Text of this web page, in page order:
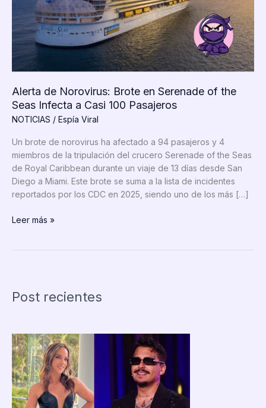
Alerta de Norovirus: Brote en Serenade of the
Seas Infecta a Casi 100 Pasajeros
NOTICIAS / Espía Viral
Un brote de norovirus ha afectado a 94 pasajeros y 4
miembros de la tripulación del crucero Serenade of the Seas
de Royal Caribbean durante un viaje de 13 días desde San
Diego a Miami. Este brote se suma a la lista de incidentes
reportados por los CDC en 2025, siendo uno de los más […]
Alerta
of
Infecta
a
Casi
100
Pasajeros
Leer más »
Post recientes